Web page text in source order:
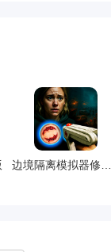
边境隔离模拟器修改版